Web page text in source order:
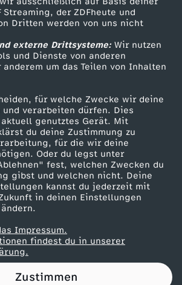
Streaming, der ZDFheute und
Dritten werden von uns nicht
externe Drittsysteme:Wir nutzen
und Dienste von anderen
um das Teilen von Inhalten
für welche Zwecke wir deine
und verarbeiten dürfen. Dies
genutztes Gerät. Mit
du deine Zustimmung zu
für die wir deine
Oder du legst unter
fest, welchen Zwecken du
gibst und welchen nicht. Deine
kannst du jederzeit mit
in deinen Einstellungen
Impressum.
findest du in unserer
Zustimmen